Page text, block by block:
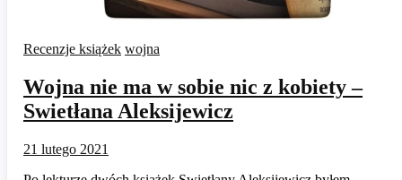
Recenzje książek wojna
Wojna nie ma w sobie nic z kobiety –
Swietłana Aleksijewicz
21 lutego 2021